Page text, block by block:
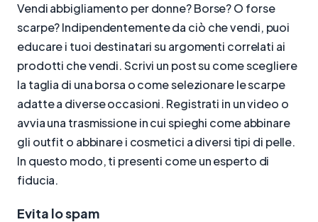
Vendi abbigliamento per donne? Borse? O forse
scarpe? Indipendentemente da ciò che vendi, puoi
educare i tuoi destinatari su argomenti correlati ai
prodotti che vendi. Scrivi un post su come scegliere
la taglia di una borsa o come selezionare le scarpe
adatte a diverse occasioni. Registrati in un video o
avvia una trasmissione in cui spieghi come abbinare
gli outfit o abbinare i cosmetici a diversi tipi di pelle.
In questo modo, ti presenti come un esperto di
fiducia.
Evita lo spam